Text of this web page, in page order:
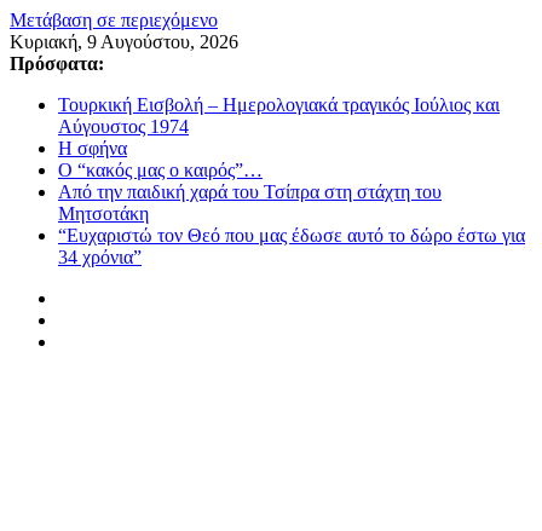
Μετάβαση σε περιεχόμενο
Κυριακή, 9 Αυγούστου, 2026
Πρόσφατα:
Τουρκική Εισβολή – Ημερολογιακά τραγικός Ιούλιος και
Αύγουστος 1974
Η σφήνα
Ο “κακός μας ο καιρός”…
Από την παιδική χαρά του Τσίπρα στη στάχτη του
Μητσοτάκη
“Ευχαριστώ τον Θεό που μας έδωσε αυτό το δώρο έστω για
34 χρόνια”